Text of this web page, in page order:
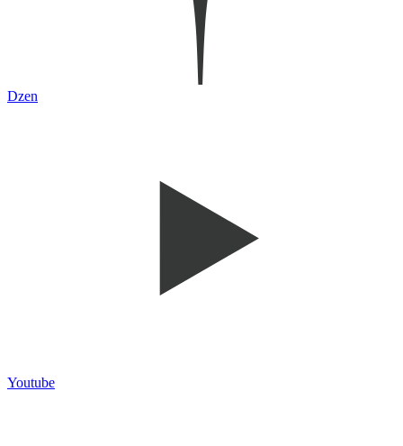
Dzen
Youtube